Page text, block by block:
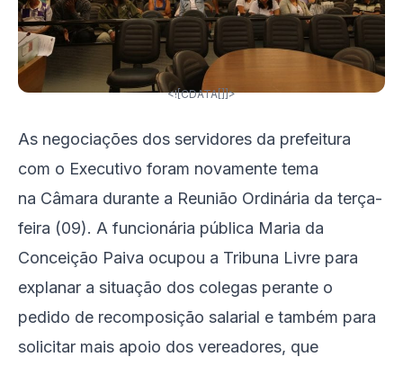
<![CDATA[]]>
As negociações dos servidores da prefeitura
com o Executivo foram novamente tema
na Câmara durante a Reunião Ordinária da terça-
feira (09). A funcionária pública Maria da
Conceição Paiva ocupou a Tribuna Livre para
explanar a situação dos colegas perante o
pedido de recomposição salarial e também para
solicitar mais apoio dos vereadores, que